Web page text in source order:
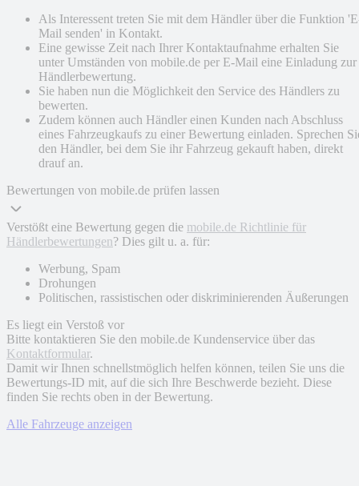
Als Interessent treten Sie mit dem Händler über die Funktion
Mail senden' in Kontakt.
Eine gewisse Zeit nach Ihrer Kontaktaufnahme erhalten Sie
unter Umständen von mobile.de per E-Mail eine Einladung zur
Händlerbewertung.
Sie haben nun die Möglichkeit den Service des Händlers zu
bewerten.
Zudem können auch Händler einen Kunden nach Abschluss
eines Fahrzeugkaufs zu einer Bewertung einladen. Sprechen
den Händler, bei dem Sie ihr Fahrzeug gekauft haben, direkt
drauf an.
Bewertungen von mobile.de prüfen lassen
Verstößt eine Bewertung gegen die mobile.de Richtlinie für
Händlerbewertungen? Dies gilt u. a. für:
Werbung, Spam
Drohungen
Politischen, rassistischen oder diskriminierenden Äußerungen
Es liegt ein Verstoß vor
Bitte kontaktieren Sie den mobile.de Kundenservice über das
Kontaktformular.
Damit wir Ihnen schnellstmöglich helfen können, teilen Sie uns die
Bewertungs-ID mit, auf die sich Ihre Beschwerde bezieht. Diese
finden Sie rechts oben in der Bewertung.
Alle Fahrzeuge anzeigen